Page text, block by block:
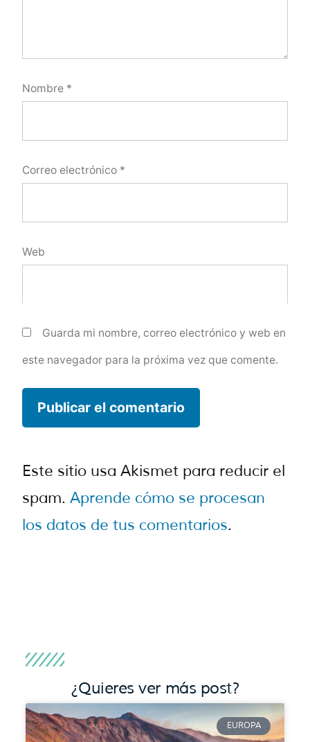
Nombre *
Correo electrónico *
Web
Guarda mi nombre, correo electrónico y web en
este navegador para la próxima vez que comente.
Este sitio usa Akismet para reducir el
spam. Aprende cómo se procesan
los datos de tus comentarios.
¿Quieres ver más post?
EUROPA